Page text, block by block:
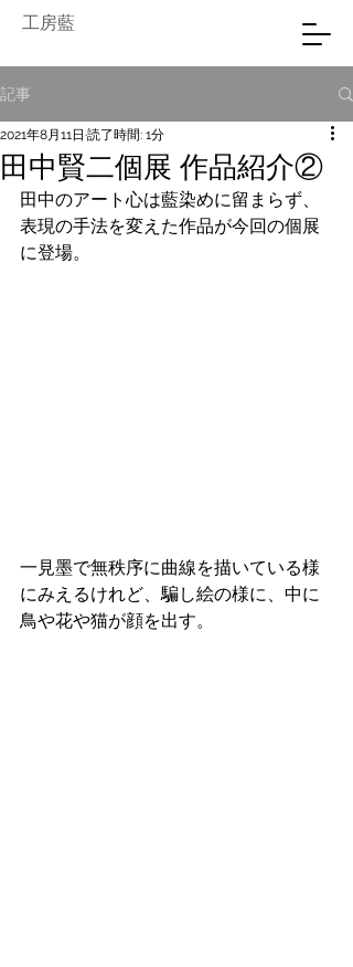
工房藍
記事
田中賢二個展 作品紹介②
2021年8月11日 読了時間: 1分
田中のアート心は藍染めに留まらず、
表現の手法を変えた作品が今回の個展
に登場。
一見墨で無秩序に曲線を描いている様
にみえるけれど、騙し絵の様に、中に
鳥や花や猫が顔を出す。